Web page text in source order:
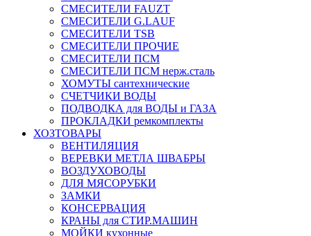
СМЕСИТЕЛИ FAUZT
СМЕСИТЕЛИ G.LAUF
СМЕСИТЕЛИ TSB
СМЕСИТЕЛИ ПРОЧИЕ
СМЕСИТЕЛИ ПСМ
СМЕСИТЕЛИ ПСМ нерж.сталь
ХОМУТЫ сантехнические
СЧЕТЧИКИ ВОДЫ
ПОДВОДКА для ВОДЫ и ГАЗА
ПРОКЛАДКИ ремкомплекты
ХОЗТОВАРЫ
ВЕНТИЛЯЦИЯ
ВЕРЕВКИ МЕТЛА ШВАБРЫ
ВОЗДУХОВОДЫ
ДЛЯ МЯСОРУБКИ
ЗАМКИ
КОНСЕРВАЦИЯ
КРАНЫ для СТИР.МАШИН
МОЙКИ кухонные